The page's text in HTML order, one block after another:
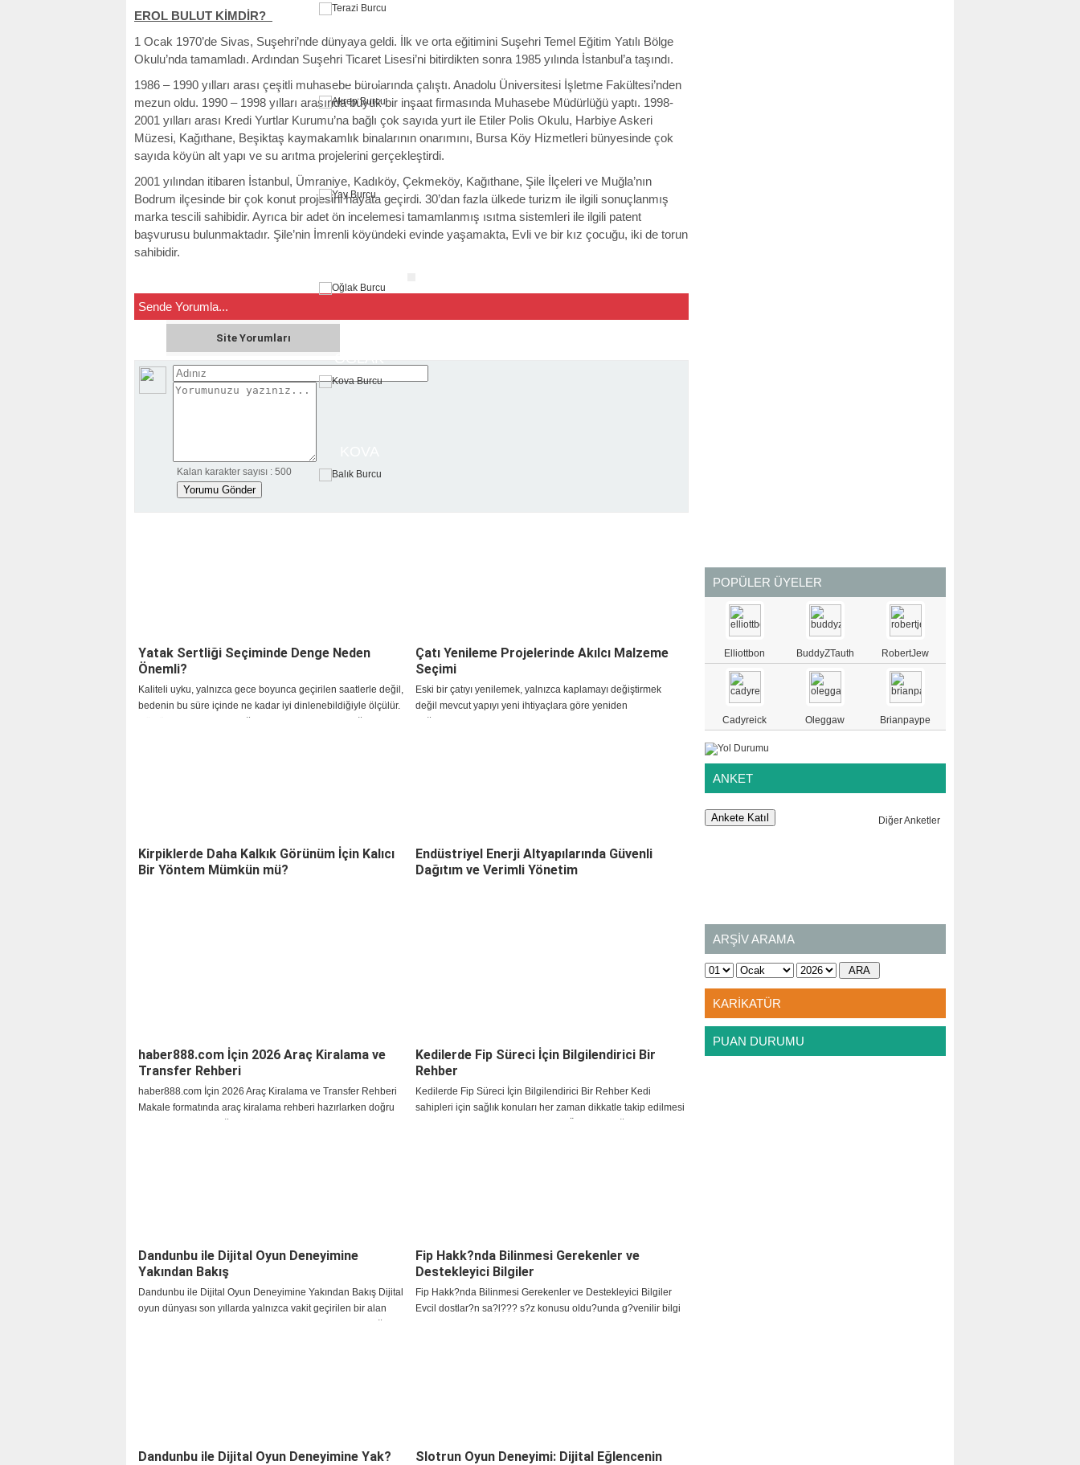
EROL BULUT KİMDİR?
1 Ocak 1970’de Sivas, Suşehri’nde dünyaya geldi. İlk ve orta eğitimini Suşehri Temel Eğitim Yatılı Bölge
Okulu’nda tamamladı. Ardından Suşehri Ticaret Lisesi’ni bitirdikten sonra 1985 yılında İstanbul’a taşındı.
1986 – 1990 yılları arası çeşitli muhasebe bürolarında çalıştı. Anadolu Üniversitesi İşletme Fakültesi’nden
mezun oldu. 1990 – 1998 yılları arasında büyük bir inşaat firmasında Muhasebe Müdürlüğü yaptı. 1998-
2001 yılları arası Kredi Yurtlar Kurumu’na bağlı çok sayıda yurt ile Etiler Polis Okulu, Harbiye Askeri
Müzesi, Kağıthane, Beşiktaş kaymakamlık binalarının onarımını, Bursa Köy Hizmetleri bünyesinde çok
sayıda köyün alt yapı ve su arıtma projelerini gerçekleştirdi.
2001 yılından itibaren İstanbul, Ümraniye, Kadıköy, Çekmeköy, Kağıthane, Şile İlçeleri ve Muğla’nın
Bodrum ilçesinde bir çok konut projesini hayata geçirdi. 30’dan fazla ülkede turizm ile ilgili sonuçlanmış
marka tescili sahibidir. Ayrıca bir adet ön incelemesi tamamlanmış ısıtma sistemleri ile ilgili patent
başvurusu bulunmaktadır. Şile’nin İmrenli köyündeki evinde yaşamakta, Evli ve bir kız çocuğu, iki de torun
sahibidir.
Sende Yorumla...
Site Yorumları
Kalan karakter sayısı : 500
Yatak Sertliği Seçiminde Denge Neden
Önemli?
Kaliteli uyku, yalnızca gece boyunca geçirilen saatlerle değil,
bedenin bu süre içinde ne kadar iyi dinlenebildiğiyle ölçülür.
Çatı Yenileme Projelerinde Akılcı Malzeme
Seçimi
Eski bir çatıyı yenilemek, yalnızca kaplamayı değiştirmek
değil mevcut yapıyı yeni ihtiyaçlara göre yeniden
Kirpiklerde Daha Kalkık Görünüm İçin Kalıcı
Bir Yöntem Mümkün mü?
Endüstriyel Enerji Altyapılarında Güvenli
Dağıtım ve Verimli Yönetim
haber888.com İçin 2026 Araç Kiralama ve
Transfer Rehberi
haber888.com İçin 2026 Araç Kiralama ve Transfer Rehberi
Makale formatında araç kiralama rehberi hazırlarken doğru
Kedilerde Fip Süreci İçin Bilgilendirici Bir
Rehber
Kedilerde Fip Süreci İçin Bilgilendirici Bir Rehber Kedi
sahipleri için sağlık konuları her zaman dikkatle takip edilmesi
Dandunbu ile Dijital Oyun Deneyimine
Yakından Bakış
Dandunbu ile Dijital Oyun Deneyimine Yakından Bakış Dijital
oyun dünyası son yıllarda yalnızca vakit geçirilen bir alan
Fip Hakk?nda Bilinmesi Gerekenler ve
Destekleyici Bilgiler
Fip Hakk?nda Bilinmesi Gerekenler ve Destekleyici Bilgiler
Evcil dostlar?n sa?l??? s?z konusu oldu?unda g?venilir bilgi
Dandunbu ile Dijital Oyun Deneyimine Yak? Slotrun Oyun Deneyimi: Dijital Eğlencenin
TERAZİ
POPÜLER ÜYELER
Elliottbon BuddyZTauth RobertJew
Cadyreick Oleggaw Brianpaype
ANKET
Diğer Anketler
ARŞİV ARAMA
KARİKATÜR
PUAN DURUMU